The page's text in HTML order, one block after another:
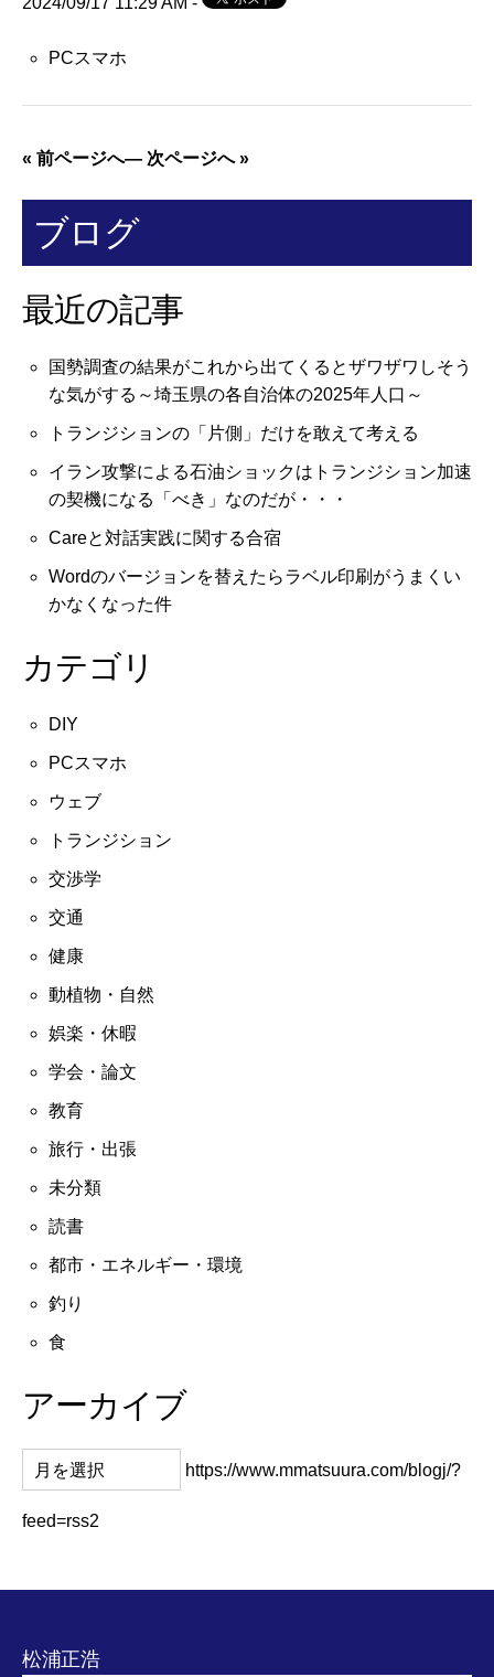
PCスマホ
« 前ページへ— 次ページへ »
ブログ
最近の記事
国勢調査の結果がこれから出てくるとザワザワしそう
な気がする～埼玉県の各自治体の2025年人口～
トランジションの「片側」だけを敢えて考える
イラン攻撃による石油ショックはトランジション加速
の契機になる「べき」なのだが・・・
Careと対話実践に関する合宿
Wordのバージョンを替えたらラベル印刷がうまくい
かなくなった件
カテゴリ
DIY
PCスマホ
ウェブ
トランジション
交渉学
交通
健康
動植物・自然
娯楽・休暇
学会・論文
教育
旅行・出張
未分類
読書
都市・エネルギー・環境
釣り
食
アーカイブ
https://www.mmatsuura.com/blogj/?
feed=rss2
松浦正浩